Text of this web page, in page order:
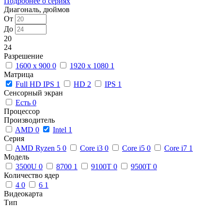
Диагональ, дюймов
От
До
20
24
Разрешение
1600 x 900 0 1920 x 1080 1
Матрица
Full HD IPS 1 HD 2 IPS 1
Сенсорный экран
Есть 0
Процессор
Производитель
AMD 0 Intel 1
Серия
AMD Ryzen 5 0 Core i3 0 Core i5 0 Core i7 1
Модель
3500U 0 8700 1 9100T 0 9500T 0
Количество ядер
4 0 6 1
Видеокарта
Тип